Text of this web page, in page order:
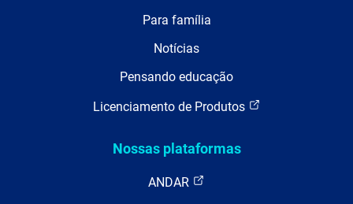
Para família
Notícias
Pensando educação
Licenciamento de Produtos
Nossas plataformas
ANDAR